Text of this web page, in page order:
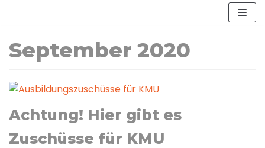
September 2020
Achtung! Hier gibt es
Zuschüsse für KMU